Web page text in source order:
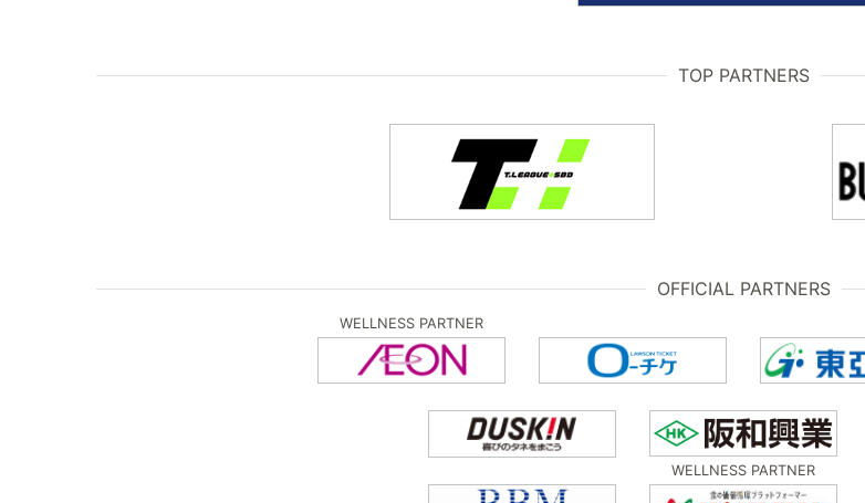
TOP PARTNERS
OFFICIAL PARTNERS
WELLNESS PARTNER
WELLNESS PARTNER